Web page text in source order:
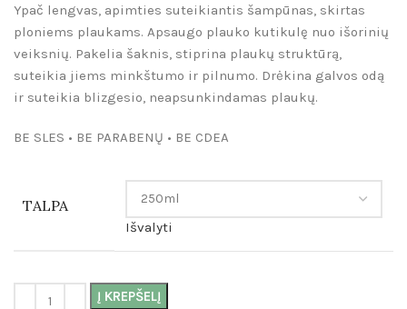
Ypač lengvas, apimties suteikiantis šampūnas, skirtas
ploniems plaukams. Apsaugo plauko kutikulę nuo išorinių
veiksnių. Pakelia šaknis, stiprina plaukų struktūrą,
suteikia jiems minkštumo ir pilnumo. Drėkina galvos odą
ir suteikia blizgesio, neapsunkindamas plaukų.
BE SLES • BE PARABENŲ • BE CDEA
TALPA
Išvalyti
Į KREPŠELĮ